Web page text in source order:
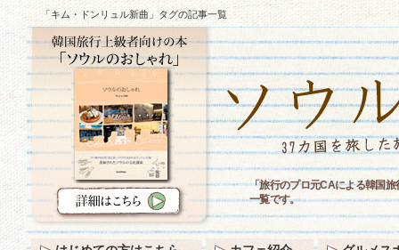
「キム・ドンリュル新曲」タグの記事一覧
「旅行のプロ元CAによる韓国
一覧です。